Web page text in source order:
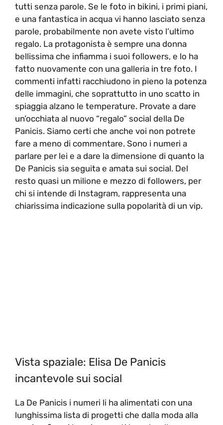
tutti senza parole. Se le foto in bikini, i primi piani,
e una fantastica in acqua vi hanno lasciato senza
parole, probabilmente non avete visto l’ultimo
regalo. La protagonista è sempre una donna
bellissima che infiamma i suoi followers, e lo ha
fatto nuovamente con una galleria in tre foto. I
commenti infatti racchiudono in pieno la potenza
delle immagini, che soprattutto in uno scatto in
spiaggia alzano le temperature. Provate a dare
un’occhiata al nuovo “regalo” social della De
Panicis. Siamo certi che anche voi non potrete
fare a meno di commentare. Sono i numeri a
parlare per lei e a dare la dimensione di quanto la
De Panicis sia seguita e amata sui social. Del
resto quasi un milione e mezzo di followers, per
chi si intende di Instagram, rappresenta una
chiarissima indicazione sulla popolarità di un vip.
Vista spaziale: Elisa De Panicis
incantevole sui social
La De Panicis i numeri li ha alimentati con una
lunghissima lista di progetti che dalla moda alla